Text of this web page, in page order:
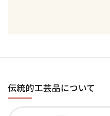
伝統的工芸品について